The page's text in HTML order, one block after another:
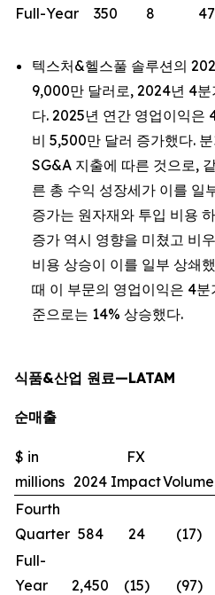
Full-Year
350 8 47
텍스처&헬스풀 솔루션의
9,000만 달러로, 2024년 4
다. 2025년 연간 영업이익은
비 5,500만 달러 증가했다.
SG&A 지출에 따른 것으로,
른 총 수익 성장세가 이를 일
증가는 원자재와 투입 비용
증가 역시 영향을 미쳤고 비
비용 상승이 이를 일부 상쇄
때 이 부문의 영업이익은 4
준으로는 14% 상승했다.
식품&산업 원료—LATAM
순매출
$ in
millions 2024
FX
ImpactVolume
Fourth
Quarter 584 24 (17)
Full-
Year
2,450 (15) (97)